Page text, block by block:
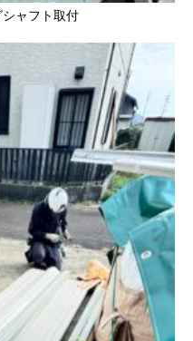
ャフト取付